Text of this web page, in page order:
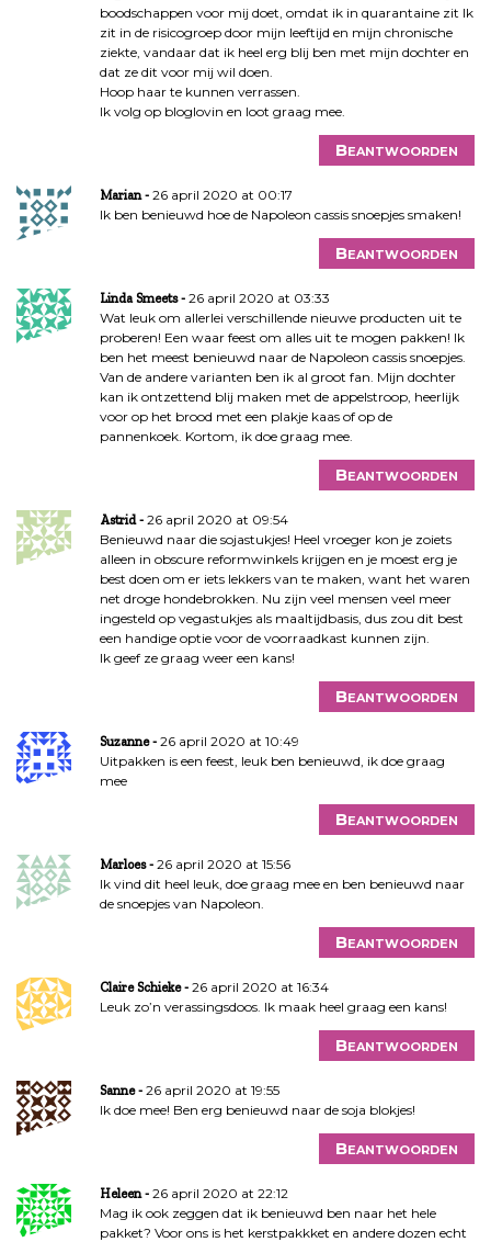
boodschappen voor mij doet, omdat ik in quarantaine zit Ik
zit in de risicogroep door mijn leeftijd en mijn chronische
ziekte, vandaar dat ik heel erg blij ben met mijn dochter en
dat ze dit voor mij wil doen.
Hoop haar te kunnen verrassen.
Ik volg op bloglovin en loot graag mee.
Beantwoorden
Marian
26 april 2020 at 00:17
Ik ben benieuwd hoe de Napoleon cassis snoepjes smaken!
Beantwoorden
Linda Smeets
26 april 2020 at 03:33
Wat leuk om allerlei verschillende nieuwe producten uit te
proberen! Een waar feest om alles uit te mogen pakken! Ik
ben het meest benieuwd naar de Napoleon cassis snoepjes.
Van de andere varianten ben ik al groot fan. Mijn dochter
kan ik ontzettend blij maken met de appelstroop, heerlijk
voor op het brood met een plakje kaas of op de
pannenkoek. Kortom, ik doe graag mee.
Beantwoorden
Astrid
26 april 2020 at 09:54
Benieuwd naar die sojastukjes! Heel vroeger kon je zoiets
alleen in obscure reformwinkels krijgen en je moest erg je
best doen om er iets lekkers van te maken, want het waren
net droge hondebrokken. Nu zijn veel mensen veel meer
ingesteld op vegastukjes als maaltijdbasis, dus zou dit best
een handige optie voor de voorraadkast kunnen zijn.
Ik geef ze graag weer een kans!
Beantwoorden
Suzanne
26 april 2020 at 10:49
Uitpakken is een feest, leuk ben benieuwd, ik doe graag
mee
Beantwoorden
Marloes
26 april 2020 at 15:56
Ik vind dit heel leuk, doe graag mee en ben benieuwd naar
de snoepjes van Napoleon.
Beantwoorden
Claire Schieke
26 april 2020 at 16:34
Leuk zo’n verassingsdoos. Ik maak heel graag een kans!
Beantwoorden
Sanne
26 april 2020 at 19:55
Ik doe mee! Ben erg benieuwd naar de soja blokjes!
Beantwoorden
Heleen
26 april 2020 at 22:12
Mag ik ook zeggen dat ik benieuwd ben naar het hele
pakket? Voor ons is het kerstpakkket en andere dozen echt